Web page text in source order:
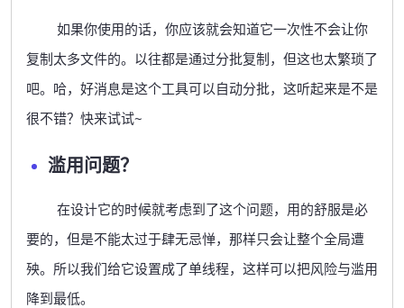
如果你使用的话，你应该就会知道它一次性不会让你
复制太多文件的。以往都是通过分批复制，但这也太繁琐了
吧。哈，好消息是这个工具可以自动分批，这听起来是不是
很不错？快来试试~
滥用问题？
在设计它的时候就考虑到了这个问题，用的舒服是必
要的，但是不能太过于肆无忌惮，那样只会让整个全局遭
殃。所以我们给它设置成了单线程，这样可以把风险与滥用
降到最低。